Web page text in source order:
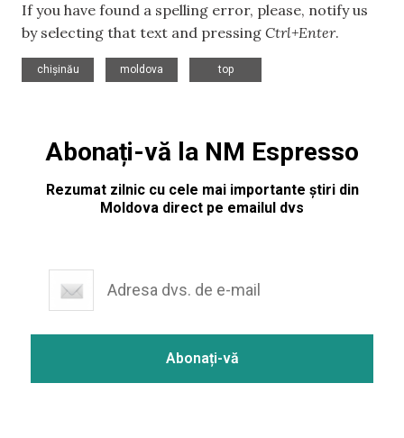
If you have found a spelling error, please, notify us
by selecting that text and pressing Ctrl+Enter.
chișinău
moldova
top
Abonați-vă la NM Espresso
Rezumat zilnic cu cele mai importante știri din
Moldova direct pe emailul dvs